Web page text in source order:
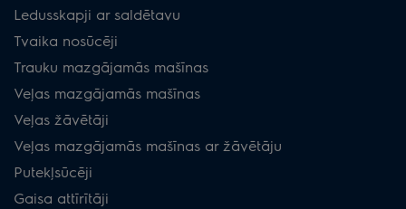
Ledusskapji ar saldētavu
Tvaika nosūcēji
Trauku mazgājamās mašīnas
Veļas mazgājamās mašīnas
Veļas žāvētāji
Veļas mazgājamās mašīnas ar žāvētāju
Putekļsūcēji
Gaisa attīrītāji